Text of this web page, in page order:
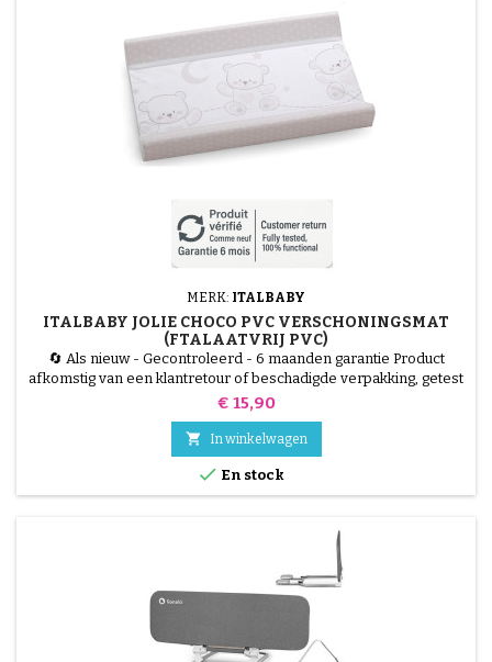
MERK: ITALBABY
ITALBABY JOLIE CHOCO PVC VERSCHONINGSMAT
(FTALAATVRIJ PVC)
🔄 Als nieuw - Gecontroleerd - 6 maanden garantie Product
afkomstig van een klantretour of beschadigde verpakking, getest
door onze technici en 100% functioneel. Zorg voor het comfort
Italbaby Jolie Luiermat. Gemaakt van ftalaatvrij zacht PVC,
hygiënisch en gemakkelijk te wassen. De twee opstaande...
Prijs
€ 15,90
 In winkelwagen
 En stock